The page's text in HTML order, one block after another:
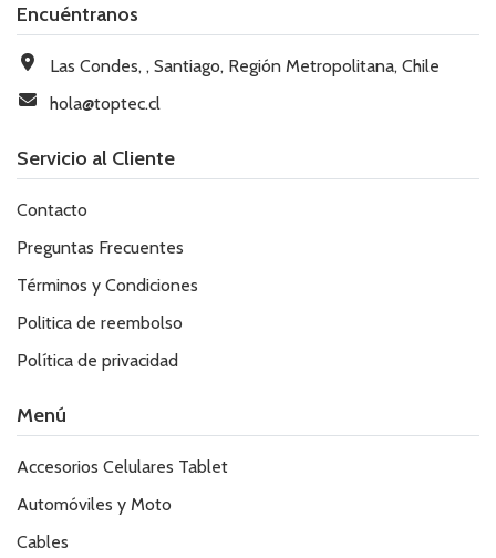
Encuéntranos
Las Condes, , Santiago, Región Metropolitana, Chile
hola@toptec.cl
Servicio al Cliente
Contacto
Preguntas Frecuentes
Términos y Condiciones
Politica de reembolso
Política de privacidad
Menú
Accesorios Celulares Tablet
Automóviles y Moto
Cables